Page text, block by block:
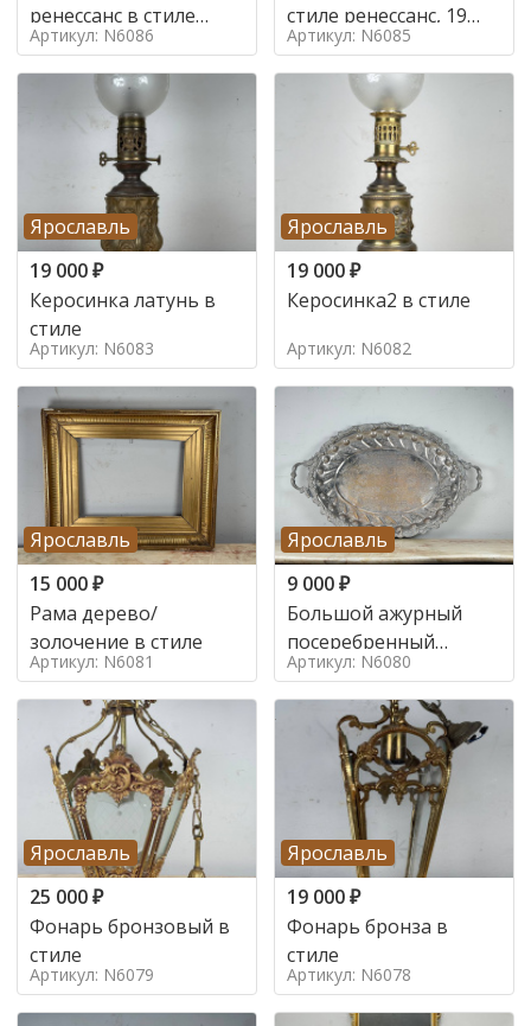
ренессанс в стиле
ренессанс,
Артикул: N6086
стиле ренессанс, 19
век
Артикул: N6085
Ярославль
19 000₽
Керосинка латунь в
стиле
Артикул: N6083
Ярославль
19 000₽
Керосинка2 в стиле
Артикул: N6082
Ярославль
15 000₽
Рама дерево/
золочение в стиле
Артикул: N6081
Ярославль
9 000₽
Большой ажурный
посеребренный
поднос в стиле
Артикул: N6080
Ярославль
25 000₽
Фонарь бронзовый в
стиле
Артикул: N6079
Ярославль
19 000₽
Фонарь бронза в
стиле
Артикул: N6078